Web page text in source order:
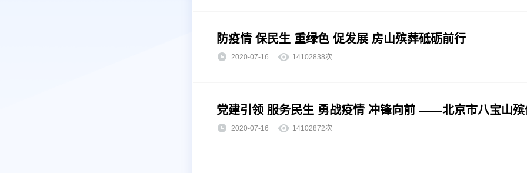
防疫情 保民生 重绿色 促发展 房山殡葬砥砺前行
2020-07-16 14102838次
党建引领 服务民生 勇战疫情 冲锋向前 ——北京市八宝山殡
2020-07-16 14102872次